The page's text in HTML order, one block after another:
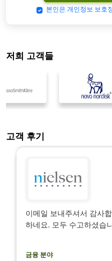
본인은 개인정보 보호
저희 고객들
고객 후기
이메일 보내주셔서 감사
하네요. 모두 수고하셨습
금융 분야